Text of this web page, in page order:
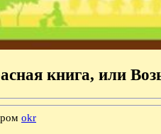
книга, или
okr